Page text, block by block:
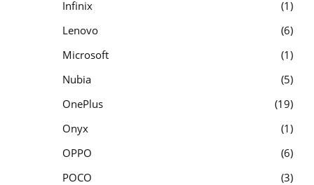
Infinix
1
Lenovo
6
Microsoft
1
Nubia
5
OnePlus
19
Onyx
1
OPPO
6
POCO
3